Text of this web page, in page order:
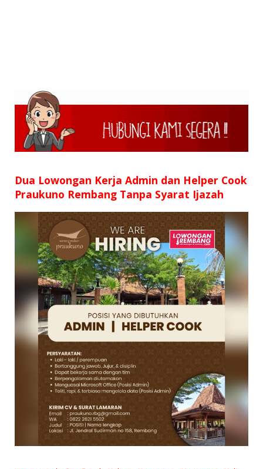
Dua Lowongan Kerja Admin dan Helper Cook
Praukuno Rembang Tanpa Syarat Ijazah